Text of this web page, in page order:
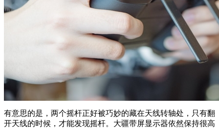
有意思的是，两个摇杆正好被巧妙的藏在天线转轴处，只有翻
开天线的时候，才能发现摇杆。大疆带屏显示器依然保持很高